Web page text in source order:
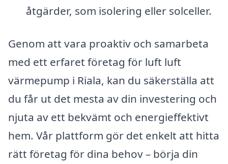
åtgärder, som isolering eller solceller.
Genom att vara proaktiv och samarbeta
med ett erfaret företag för luft luft
värmepump i Riala, kan du säkerställa att
du får ut det mesta av din investering och
njuta av ett bekvämt och energieffektivt
hem. Vår plattform gör det enkelt att hitta
rätt företag för dina behov – börja din